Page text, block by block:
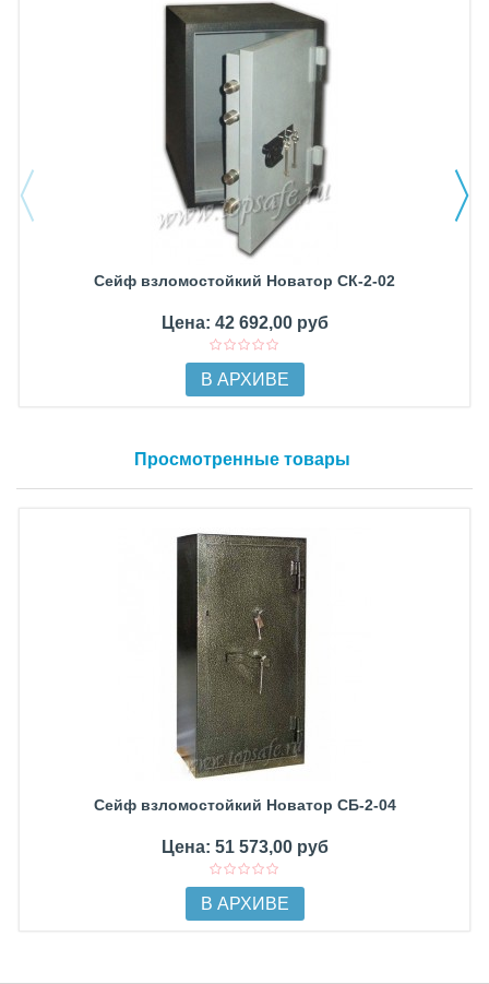
Сейф взломостойкий Новатор СК-2-02
Цена: 42 692,00 руб
В АРХИВЕ
Просмотренные товары
Сейф взломостойкий Новатор СБ-2-04
Цена: 51 573,00 руб
В АРХИВЕ